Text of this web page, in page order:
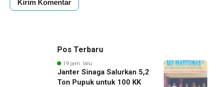
Pos Terbaru
19 jam lalu
Janter Sinaga Salurkan 5,2
Ton Pupuk untuk 100 KK